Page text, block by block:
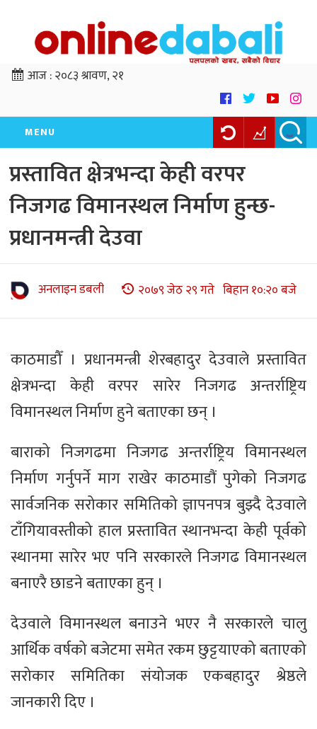
आज :२०८३ श्रावण, २१
MENU
प्रस्तावित क्षेत्रभन्दा केही वरपर
निजगढ विमानस्थल निर्माण हुन्छ-
प्रधानमन्त्री देउवा
अनलाइन डबली २०७९ जेठ २९ गते बिहान १०:२० बजे
काठमाडौँ । प्रधानमन्त्री शेरबहादुर देउवाले प्रस्तावित
क्षेत्रभन्दा केही वरपर सारेर निजगढ अन्तर्राष्ट्रिय
विमानस्थल निर्माण हुने बताएका छन् ।
बाराको निजगढमा निजगढ अन्तर्राष्ट्रिय विमानस्थल
निर्माण गर्नुपर्ने माग राखेर काठमाडौं पुगेको निजगढ
सार्वजनिक सरोकार समितिको ज्ञापनपत्र बुझ्दै देउवाले
टाँगियावस्तीको हाल प्रस्तावित स्थानभन्दा केही पूर्वको
स्थानमा सारेर भए पनि सरकारले निजगढ विमानस्थल
बनाएरै छाडने बताएका हुन् ।
देउवाले विमानस्थल बनाउने भएर नै सरकारले चालु
आर्थिक वर्षको बजेटमा समेत रकम छुट्टयाएको बताएको
सरोकार समितिका संयोजक एकबहादुर श्रेष्ठले
जानकारी दिए ।